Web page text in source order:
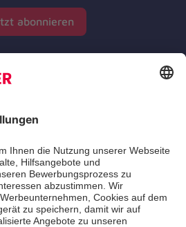
abonnieren
Unfall-Hilfe e.V.
führt das Spendenzertifikat
Spendenrats e.V.